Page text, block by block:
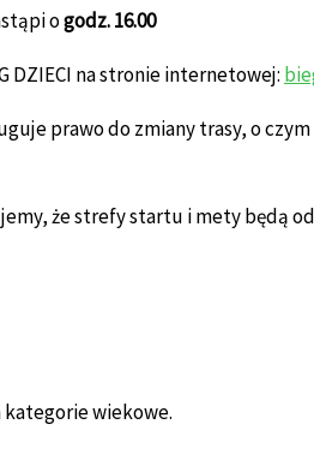
ogodz. 16.00
DZIECI na stronie internetowej:
prawo do zmiany trasy, o
że strefy startu i mety
kategorie wiekowe.